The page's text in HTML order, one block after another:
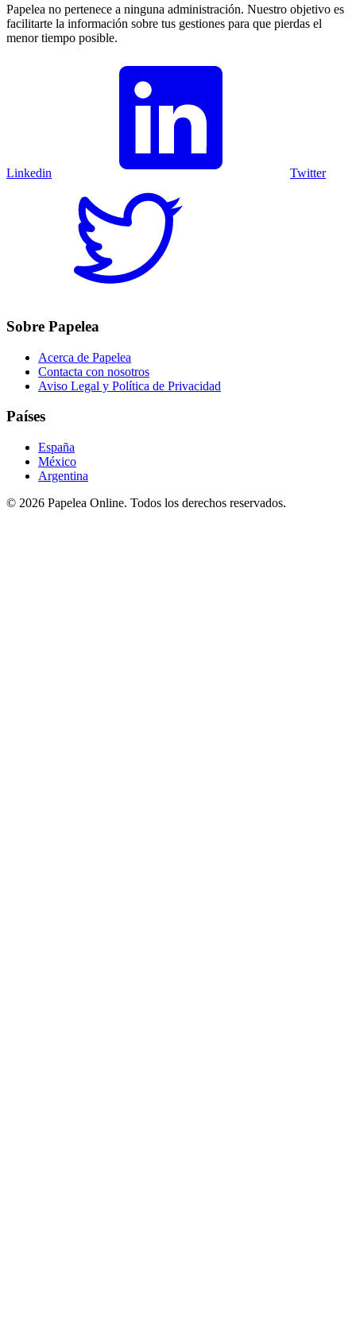
Papelea no pertenece a ninguna administración. Nuestro objetivo es
facilitarte la información sobre tus gestiones para que pierdas el
menor tiempo posible.
Linkedin Twitter
Sobre Papelea
Acerca de Papelea
Contacta con nosotros
Aviso Legal y Política de Privacidad
Países
España
México
Argentina
© 2026 Papelea Online. Todos los derechos reservados.